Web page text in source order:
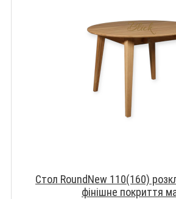
Стол RoundNew 110(160)
фінішне покриття